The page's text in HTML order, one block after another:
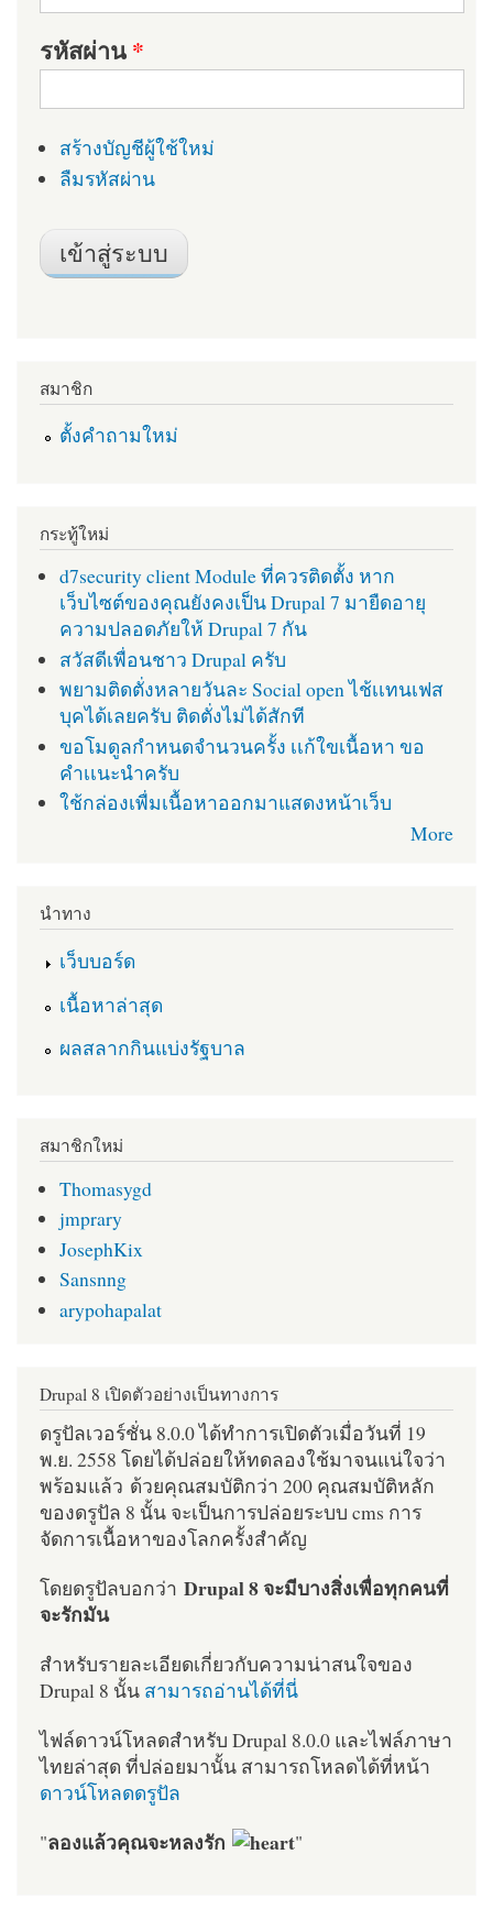
รหัสผ่าน*
สร้างบัญชีผู้ใช้ใหม่
ลืมรหัสผ่าน
สมาชิก
ตั้งคำถามใหม่
กระทู้ใหม่
d7security client Module ที่ควรติดตั้ง หาก
เว็บไซต์ของคุณยังคงเป็น Drupal 7 มายืดอายุ
ความปลอดภัยให้ Drupal 7 กัน
สวัสดีเพื่อนชาว Drupal ครับ
พยามติดตั่งหลายวันละ Social open ไช้เเทนเฟส
บุคได้เลยครับ ติดตั่งไม่ได้สักที
ขอโมดูลกำหนดจำนวนครั้ง เเก้ใขเนื้อหา ขอ
คำเเนะนำครับ
ใช้กล่องเพื่มเนื้อหาออกมาแสดงหน้าเว็บ
More
นำทาง
เว็บบอร์ด
เนื้อหาล่าสุด
ผลสลากกินแบ่งรัฐบาล
สมาชิกใหม่
Thomasygd
jmprary
JosephKix
Sansnng
arypohapalat
Drupal 8 เปิดตัวอย่างเป็นทางการ
ดรูปัลเวอร์ชั่น 8.0.0 ได้ทำการเปิดตัวเมื่อวันที่ 19
พ.ย. 2558 โดยได้ปล่อยให้ทดลองใช้มาจนแน่ใจว่า
พร้อมแล้ว ด้วยคุณสมบัติกว่า 200 คุณสมบัติหลัก
ของดรูปัล 8 นั้น จะเป็นการปล่อยระบบ cms การ
จัดการเนื้อหาของโลกครั้งสำคัญ
โดยดรูปัลบอกว่า Drupal 8 จะมีบางสิ่งเพื่อทุกคนที่
จะรักมัน
สำหรับรายละเอียดเกี่ยวกับความน่าสนใจของ
Drupal 8 นั้น สามารถอ่านได้ที่นี่
ไฟล์ดาวน์โหลดสำหรับ Drupal 8.0.0 และไฟล์ภาษา
ไทยล่าสุด ที่ปล่อยมานั้น สามารถโหลดได้ที่หน้า
ดาวน์โหลดดรูปัล
"ลองแล้วคุณจะหลงรัก "